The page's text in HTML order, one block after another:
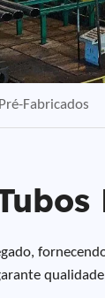
Fabricados